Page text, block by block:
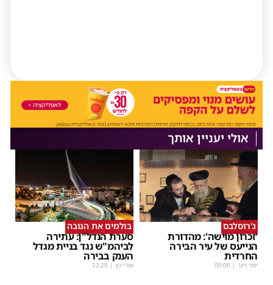
אולי יעניין אותך
ג'רוסלבס
'זכרון מוישה': מהדורת
הנייעס של עיר הבירה
החרדית
יוסי וינר |
00:00
בולמים את הגובה
סערת הנדל"ן: עתירה
לביהמ"ש נגד בניית מגדל
הענק בבירה
אורי כץ |
22:20